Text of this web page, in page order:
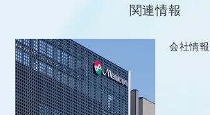
関連情報
会社情報